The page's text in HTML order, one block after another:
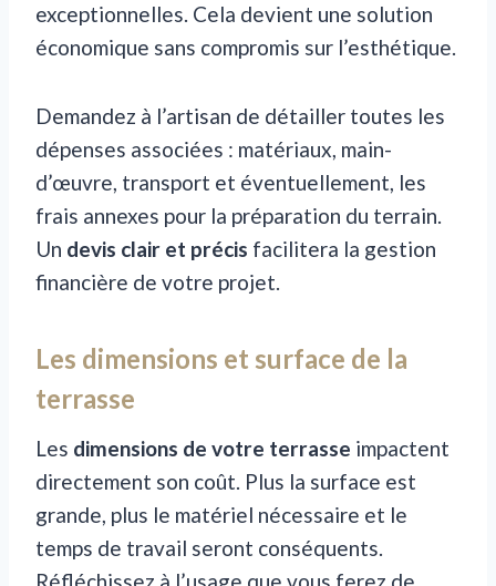
exceptionnelles. Cela devient une solution
économique sans compromis sur l’esthétique.
Demandez à l’artisan de détailler toutes les
dépenses associées : matériaux, main-
d’œuvre, transport et éventuellement, les
frais annexes pour la préparation du terrain.
Un devis clair et précis facilitera la gestion
financière de votre projet.
Les dimensions et surface de la
terrasse
Les dimensions de votre terrasse impactent
directement son coût. Plus la surface est
grande, plus le matériel nécessaire et le
temps de travail seront conséquents.
Réfléchissez à l’usage que vous ferez de